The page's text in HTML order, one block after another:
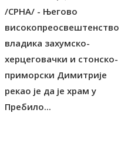
/СРНА/ - Његово
високопреосвештенство
владика захумско-
херцеговачки и стонско-
приморски Димитрије
рекао је да је храм у
Пребило...